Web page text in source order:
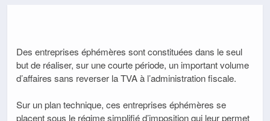
Des entreprises éphémères sont constituées dans le seul
but de réaliser, sur une courte période, un important volume
d’affaires sans reverser la TVA à l’administration fiscale.
Sur un plan technique, ces entreprises éphémères se
placent sous le régime simplifié d’imposition qui leur permet